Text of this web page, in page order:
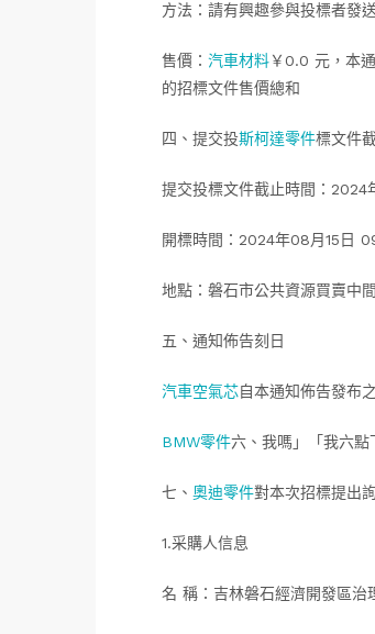
方法：請有興趣參與投標者發
售價： 汽車材料￥0.0 元，本
的招標文件售價總和
四、提交投斯柯達零件標文件
提交投標文件截止時間：2024
開標時間：2024年08月15日
地點：磐石市公共資源買賣中
五、通知佈告刻日
汽車空氣芯自本通知佈告發布
BMW零件六、我嗎」「我六點
七、 奧迪零件對本次招標提出
1.采購人信息
名 稱：吉林磐石經濟開發區治